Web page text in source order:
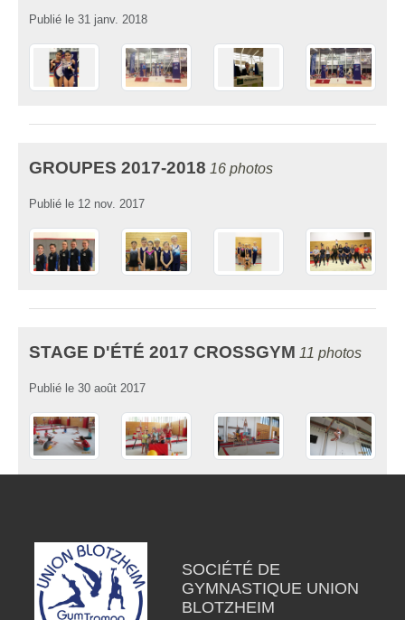
Publié le 31 janv. 2018
GROUPES 2017-2018 16 photos
Publié le 12 nov. 2017
STAGE D'ÉTÉ 2017 CROSSGYM 11 photos
Publié le 30 août 2017
SOCIÉTÉ DE
GYMNASTIQUE UNION
BLOTZHEIM